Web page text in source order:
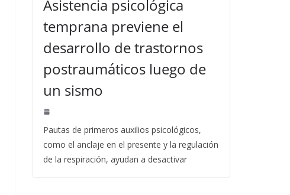
Asistencia psicológica
temprana previene el
desarrollo de trastornos
postraumáticos luego de
un sismo
Pautas de primeros auxilios psicológicos,
como el anclaje en el presente y la regulación
de la respiración, ayudan a desactivar